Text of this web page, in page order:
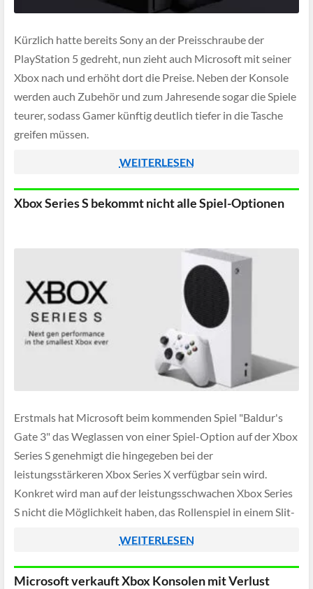
Kürzlich hatte bereits Sony an der Preisschraube der
PlayStation 5 gedreht, nun zieht auch Microsoft mit seiner
Xbox nach und erhöht dort die Preise. Neben der Konsole
werden auch Zubehör und zum Jahresende sogar die Spiele
teurer, sodass Gamer künftig deutlich tiefer in die Tasche
greifen müssen.
WEITERLESEN
Xbox Series S bekommt nicht alle Spiel-Optionen
Erstmals hat Microsoft beim kommenden Spiel "Baldur's
Gate 3" das Weglassen von einer Spiel-Option auf der Xbox
Series S genehmigt die hingegeben bei der
leistungsstärkeren Xbox Series X verfügbar sein wird.
Konkret wird man auf der leistungsschwachen Xbox Series
S nicht die Möglichkeit haben, das Rollenspiel in einem Slit-
WEITERLESEN
Microsoft verkauft Xbox Konsolen mit Verlust